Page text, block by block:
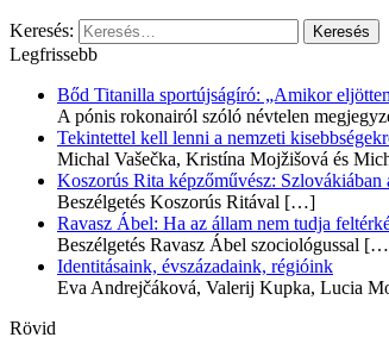
Keresés:
Legfrissebb
Bőd Titanilla sportújságíró: „Amikor
A pónis rokonairól szóló névtelen
Tekintettel kell lenni a nemzeti
Michal Vašečka, Kristína Mojžišová és
Koszorús Rita képzőművész:
Beszélgetés Koszorús Ritával […]
Ravasz Ábel: Ha az állam nem tudja
Beszélgetés Ravasz Ábel szociológussal
Identitásaink, évszázadaink, régióink
Eva Andrejčáková, Valerij Kupka, Lucia
Rövid